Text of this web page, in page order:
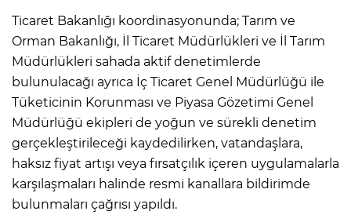
Ticaret Bakanlığı koordinasyonunda; Tarım ve
Orman Bakanlığı, İl Ticaret Müdürlükleri ve İl Tarım
Müdürlükleri sahada aktif denetimlerde
bulunulacağı ayrıca İç Ticaret Genel Müdürlüğü ile
Tüketicinin Korunması ve Piyasa Gözetimi Genel
Müdürlüğü ekipleri de yoğun ve sürekli denetim
gerçekleştirileceği kaydedilirken, vatandaşlara,
haksız fiyat artışı veya fırsatçılık içeren uygulamalarla
karşılaşmaları halinde resmi kanallara bildirimde
bulunmaları çağrısı yapıldı.